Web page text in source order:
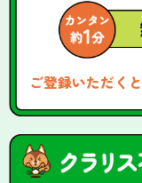
ご登録いただくと